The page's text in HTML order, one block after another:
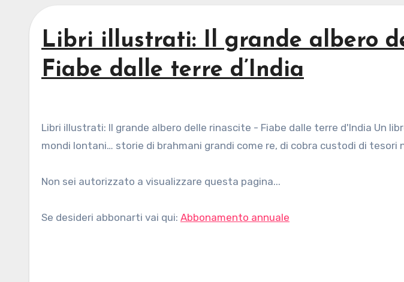
Libri illustrati: Il grande albero
Fiabe dalle terre d’India
Libri illustrati: Il grande albero delle rinascite - Fiabe dalle terre d'India Un libro che sprigiona la suggestione di
mondi lontani… storie di brahmani grandi come re, di cobra custodi di tesori
Non sei autorizzato a visualizzare questa pagina...
Se desideri abbonarti vai qui: Abbonamento annuale